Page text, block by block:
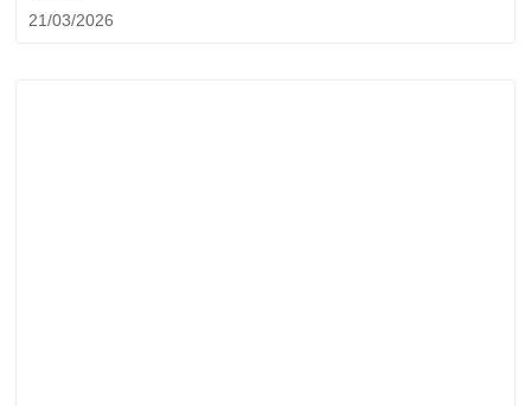
21/03/2026